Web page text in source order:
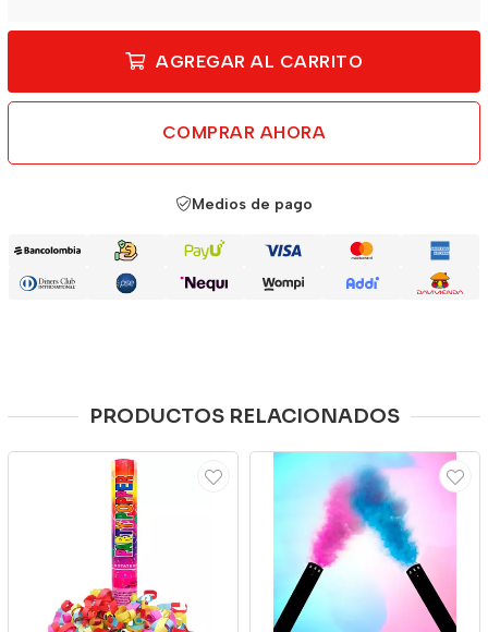
AGREGAR AL CARRITO
COMPRAR AHORA
Medios de pago
PRODUCTOS RELACIONADOS